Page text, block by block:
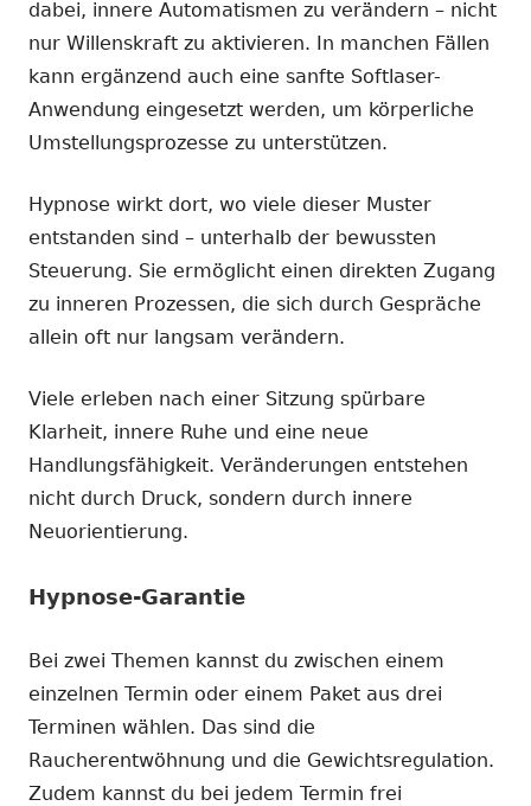
dabei, innere Automatismen zu verändern – nicht
nur Willenskraft zu aktivieren. In manchen Fällen
kann ergänzend auch eine sanfte Softlaser-
Anwendung eingesetzt werden, um körperliche
Umstellungsprozesse zu unterstützen.
Hypnose wirkt dort, wo viele dieser Muster
entstanden sind – unterhalb der bewussten
Steuerung. Sie ermöglicht einen direkten Zugang
zu inneren Prozessen, die sich durch Gespräche
allein oft nur langsam verändern.
Viele erleben nach einer Sitzung spürbare
Klarheit, innere Ruhe und eine neue
Handlungsfähigkeit. Veränderungen entstehen
nicht durch Druck, sondern durch innere
Neuorientierung.
Hypnose-Garantie
Bei zwei Themen kannst du zwischen einem
einzelnen Termin oder einem Paket aus drei
Terminen wählen. Das sind die
Raucherentwöhnung und die Gewichtsregulation.
Zudem kannst du bei jedem Termin frei